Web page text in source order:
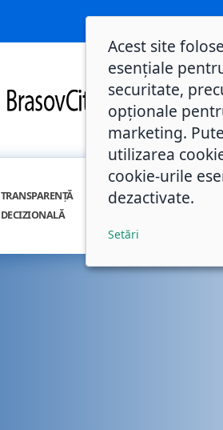
TRANSPARENȚĂ
DECIZIONALĂ
INTEGRITATE
Acest site
esențiale
securitate,
opționale
marketing.
utilizarea
cookie-urile
dezactivate.
Setări